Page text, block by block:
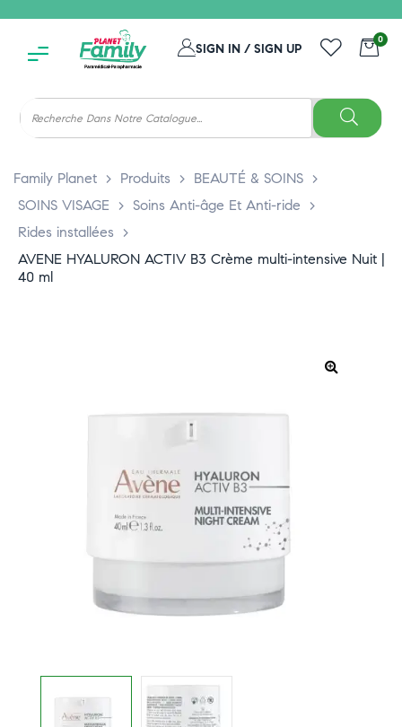
SIGN IN / SIGN UP
0
Family Planet > Produits > BEAUTÉ & SOINS >
SOINS VISAGE
> Soins Anti-âge Et Anti-ride
>
Rides installées >
AVENE HYALURON ACTIV B3 Crème multi-intensive Nuit |
40 ml